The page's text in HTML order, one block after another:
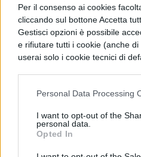
Per il consenso ai cookies
cliccando sul bottone Accetta
Gestisci opzioni è possibile
e rifiutare tutti i cookie (anche
userai solo i cookie tecnici di
Personal Data Processing
I want to opt-out of the
personal data.
Opted In
Largo ai
piccoli)
L’areaARF! Kids,
incontri con autori
l’infanzia, letture
didattiche sempre